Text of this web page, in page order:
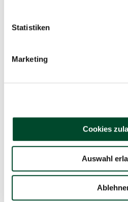
Statistiken
Marketing
Cookies
Auswahl
Anwendung
Verpackungsgrößen
Hiermit bestätige ich die